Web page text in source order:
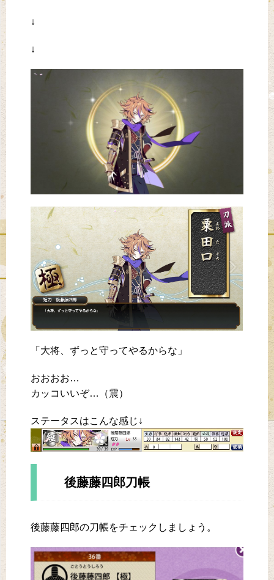
↓
↓
「大将、ずっと守ってやるからな」
おおおお…
カッコいいぞ…（震）
ステータスはこんな感じ↓
後藤藤四郎刀帳
後藤藤四郎の刀帳をチェックしましょう。